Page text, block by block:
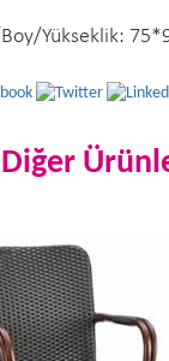
Yükseklik:
Diğer